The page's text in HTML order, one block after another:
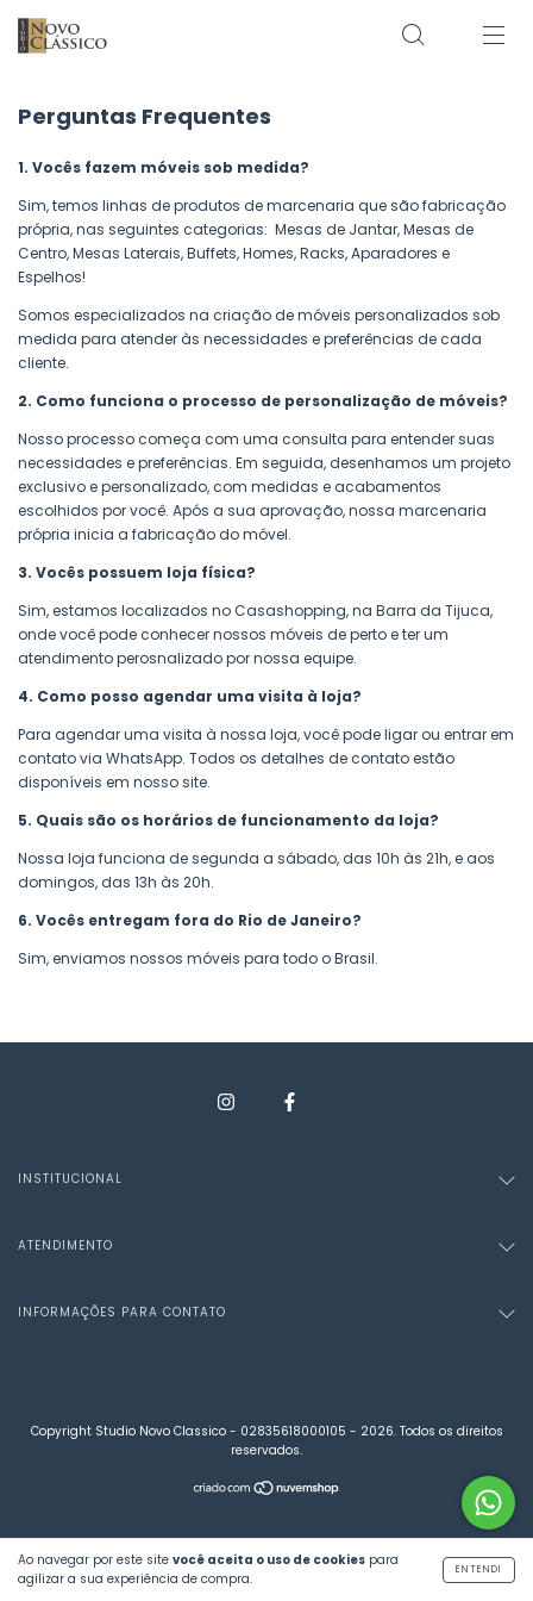
Ao navegar por este site você aceita o uso de cookies para
agilizar a sua experiência de compra.
ENTENDI
Perguntas Frequentes
1. Vocês fazem móveis sob medida?
Sim, temos linhas de produtos de marcenaria que são fabricação
própria, nas seguintes categorias: Mesas de Jantar, Mesas de
Centro, Mesas Laterais, Buffets, Homes, Racks, Aparadores e
Espelhos!
Somos especializados na criação de móveis personalizados sob
medida para atender às necessidades e preferências de cada
cliente.
2. Como funciona o processo de personalização de móveis?
Nosso processo começa com uma consulta para entender suas
necessidades e preferências. Em seguida, desenhamos um projeto
exclusivo e personalizado, com medidas e acabamentos
escolhidos por você. Após a sua aprovação, nossa marcenaria
própria inicia a fabricação do móvel.
3. Vocês possuem loja física?
Sim, estamos localizados no Casashopping, na Barra da Tijuca,
onde você pode conhecer nossos móveis de perto e ter um
atendimento perosnalizado por nossa equipe.
4. Como posso agendar uma visita à loja?
Para agendar uma visita à nossa loja, você pode ligar ou entrar em
contato via WhatsApp. Todos os detalhes de contato estão
disponíveis em nosso site.
5. Quais são os horários de funcionamento da loja?
Nossa loja funciona de segunda a sábado, das 10h às 21h, e aos
domingos, das 13h às 20h.
6. Vocês entregam fora do Rio de Janeiro?
Sim, enviamos nossos móveis para todo o Brasil.
INSTITUCIONAL
ATENDIMENTO
INFORMAÇÕES PARA CONTATO
Copyright Studio Novo Classico - 02835618000105 - 2026. Todos os direitos
reservados.